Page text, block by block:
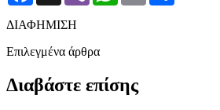
ΔΙΑΦΗΜΙΣΗ
Επιλεγμένα άρθρα
Διαβάστε επίσης